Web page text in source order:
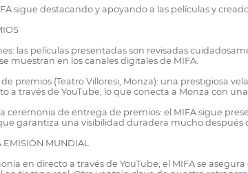
sigue destacando y apoyando a las películas y
las películas presentadas son revisadas
muestran en los canales digitales de MIFA.
premios (Teatro Villoresi, Monza): una prestigiosa
a través de YouTube, lo que conecta a Monza con
ceremonia de entrega de premios: el MIFA sigue
garantiza una visibilidad duradera mucho después
EMISIÓN MUNDIAL
en directo a través de YouTube, el MIFA se